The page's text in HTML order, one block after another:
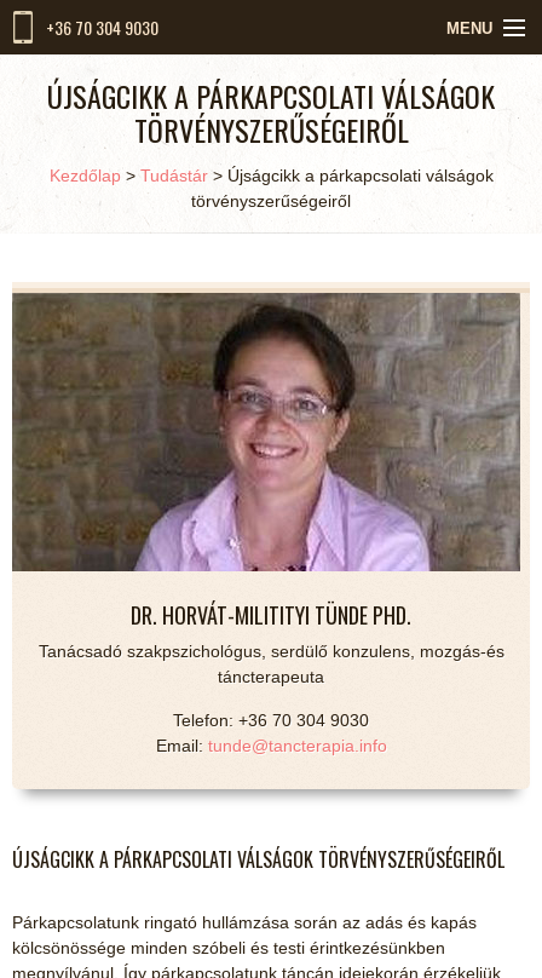
+36 70 304 9030 MENU
KEZDŐLAP
RÓLUNK
MUNKACSOPORTUNK
KIKET VÁRUNK
HÍREK
ÚJSÁGCIKK A PÁRKAPCSOLATI VÁLSÁGOK
TÖRVÉNYSZERŰSÉGEIRŐL
Kezdőlap> Tudástár> Újságcikk a párkapcsolati válságok
törvényszerűségeiről
DR. HORVÁT-MILITITYI TÜNDE PHD.
Tanácsadó szakpszichológus, serdülő konzulens, mozgás-és
táncterapeuta
Telefon: +36 70 304 9030
Email: tunde@tancterapia.info
ÚJSÁGCIKK A PÁRKAPCSOLATI VÁLSÁGOK TÖRVÉNYSZERŰSÉGEIRŐL
Párkapcsolatunk ringató hullámzása során az adás és kapás
kölcsönössége minden szóbeli és testi érintkezésünkben
megnyílvánul. Így párkapcsolatunk táncán idejekorán érzékeljük